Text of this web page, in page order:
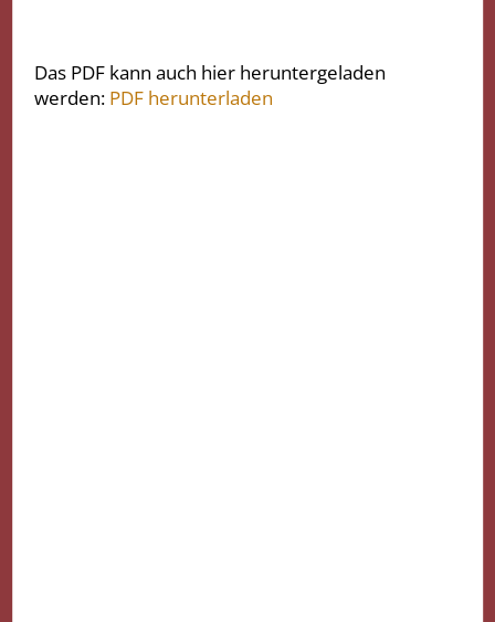
Das PDF kann auch hier heruntergeladen
werden: PDF herunterladen